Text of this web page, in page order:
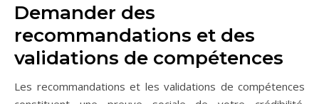
Demander des
recommandations et des
validations de compétences
Les recommandations et les validations de compétences